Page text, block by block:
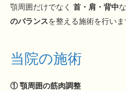
顎周囲だけでなく 首・肩・背中
のバランスを整える施術を行いま
当院の施術
① 顎周囲の筋肉調整